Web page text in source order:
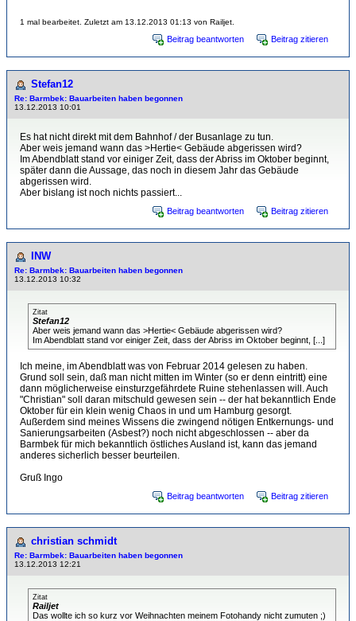
1 mal bearbeitet. Zuletzt am 13.12.2013 01:13 von Railjet.
Beitrag beantworten Beitrag zitieren
Stefan12
Re: Barmbek: Bauarbeiten haben begonnen
13.12.2013 10:01
Es hat nicht direkt mit dem Bahnhof / der Busanlage zu tun.
Aber weis jemand wann das >Hertie< Gebäude abgerissen wird?
Im Abendblatt stand vor einiger Zeit, dass der Abriss im Oktober beginnt,
später dann die Aussage, das noch in diesem Jahr das Gebäude
abgerissen wird.
Aber bislang ist noch nichts passiert...
Beitrag beantworten Beitrag zitieren
INW
Re: Barmbek: Bauarbeiten haben begonnen
13.12.2013 10:32
Zitat
Stefan12
Aber weis jemand wann das >Hertie< Gebäude abgerissen wird?
Im Abendblatt stand vor einiger Zeit, dass der Abriss im Oktober beginnt, [...]
Ich meine, im Abendblatt was von Februar 2014 gelesen zu haben.
Grund soll sein, daß man nicht mitten im Winter (so er denn eintritt) eine
dann möglicherweise einsturzgefährdete Ruine stehenlassen will. Auch
"Christian" soll daran mitschuld gewesen sein -- der hat bekanntlich Ende
Oktober für ein klein wenig Chaos in und um Hamburg gesorgt.
Außerdem sind meines Wissens die zwingend nötigen Entkernungs- und
Sanierungsarbeiten (Asbest?) noch nicht abgeschlossen -- aber da
Barmbek für mich bekanntlich östliches Ausland ist, kann das jemand
anderes sicherlich besser beurteilen.
Gruß Ingo
Beitrag beantworten Beitrag zitieren
christian schmidt
Re: Barmbek: Bauarbeiten haben begonnen
13.12.2013 12:21
Zitat
Railjet
Das wollte ich so kurz vor Weihnachten meinem Fotohandy nicht zumuten ;)